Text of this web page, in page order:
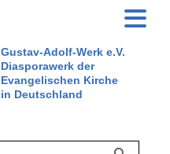
Gustav-Adolf-Werk e.V.
Diasporawerk der
Evangelischen Kirche
in Deutschland